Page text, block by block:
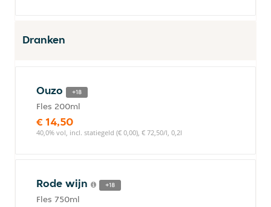
Dranken
Ouzo +18
Fles 200ml
€ 14,50
40,0% vol, incl. statiegeld (€ 0,00), € 72,50/l, 0,2l
Rode wijn +18
Fles 750ml